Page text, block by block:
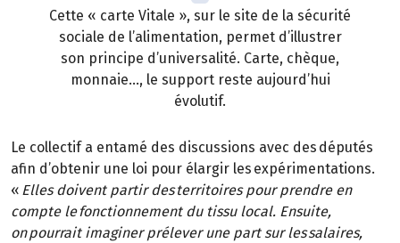
Cette « carte Vitale », sur le site de la sécurité
sociale de l’alimentation, permet d’illustrer
son principe d’universalité. Carte, chèque,
monnaie…, le support reste aujourd’hui
évolutif.
Le collectif a entamé des discussions avec des députés
afin d’obtenir une loi pour élargir les expérimentations.
« Elles doivent partir des territoires pour prendre en
compte le fonctionnement du tissu local. Ensuite,
on pourrait imaginer prélever une part sur les salaires,